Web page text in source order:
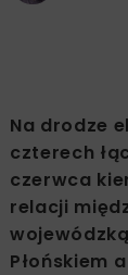
Na drodze
czterech
czerwca
relacji
Płońskiem